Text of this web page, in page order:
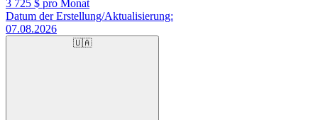
3 725 $ pro Monat
Datum der Erstellung/Aktualisierung:
07.08.2026
🇺🇦